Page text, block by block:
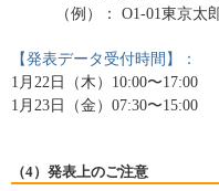
（例）： O1-01東京太
【発表データ受付時間】：
1月22日（木）10:00〜17:00
1月23日（金）07:30〜15:00
（4）発表上のご注意